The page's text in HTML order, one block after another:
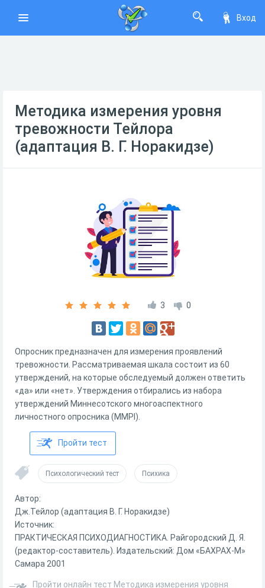
Вход
Методика измерения уровня
тревожности Тейлора
(адаптация В. Г. Норакидзе)
3 0
Опросник предназначен для измерения проявлений
тревожности. Рассматриваемая шкала состоит из 60
утверждений, на которые обследуемый должен ответить
«да» или «нет». Утверждения отбирались из набора
утверждений Миннесотского многоаспектного
личностного опросника (MMPI).
Пройти тест
Психологический тест Психика
Автор:
Дж.Тейлор (адаптация В. Г. Норакидзе)
Источник:
ПРАКТИЧЕСКАЯ ПСИХОДИАГНОСТИКА. Райгородский Д. Я.
(редактор-составитель). Издательский: Дом «БАХРАХ-М»
Самара 2001
Пройти онлайн тест Методика измерения уровня